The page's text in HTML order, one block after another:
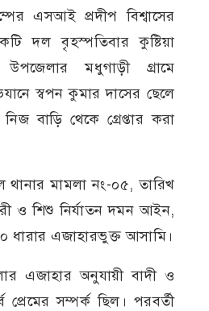
এসআই প্রদীপ বিশ্বাসের
দল বৃহস্পতিবার কুষ্টিয়া
মধুগাড়ী গ্রামে
স্বপন কুমার দাসের ছেলে
বাড়ি থেকে গ্রেপ্তার করা
থানার মামলা নং-০৫, তারিখ
ও শিশু নির্যাতন দমন আইন,
এজাহারভুক্ত আসামি।
এজাহার অনুযায়ী বাদী ও
প্রেমের সম্পর্ক ছিল। পরবর্তী